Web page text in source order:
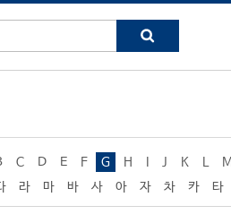
C D E F G H J K M
라 마 바 사 아 자 차 카 타